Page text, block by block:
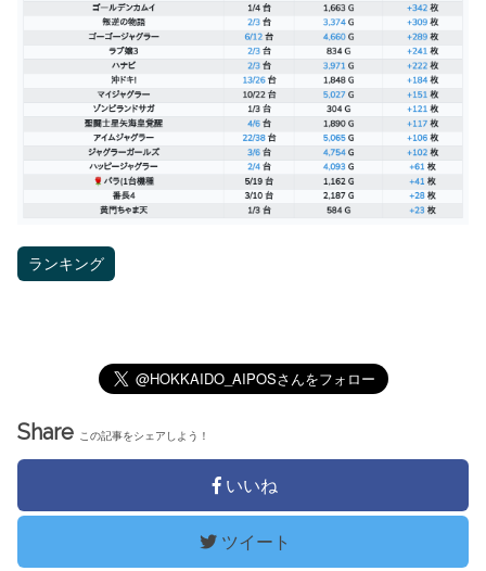
ランキング
Share この記事をシェアしよう！
いいね
ツイート